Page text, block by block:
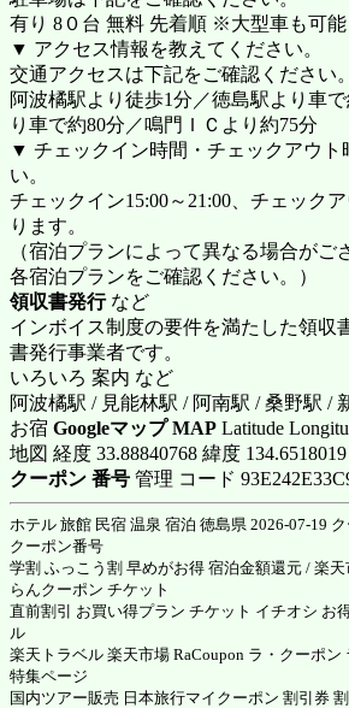
有り 8０台 無料 先着順 ※大型車も可能
▼ アクセス情報を教えてください。
交通アクセスは下記をご確認ください。
阿波橘駅より徒歩1分／徳島駅より車
り車で約80分／鳴門ＩＣより約75分
▼ チェックイン時間・チェックアウト
い。
チェックイン15:00～21:00、チェック
ります。
（宿泊プランによって異なる場合がご
各宿泊プランをご確認ください。）
領収書発行など
インボイス制度の要件を満たした領収
書発行事業者です。
いろいろ 案内 など
阿波橘駅 / 見能林駅 / 阿南駅 / 桑野駅 /
お宿 Googleマップ MAP Latitude
地図 経度 33.88840768 緯度 134.6518019
クーポン 番号 管理 コード
ホテル 旅館 民宿 温泉 宿泊 徳島県 2026-07-19
クーポン番号
学割 ふっこう割 早めがお得 宿泊金額還元 / 楽天
らんクーポン チケット
直前割引 お買い得プラン チケット イチオシ お
ル
楽天トラベル 楽天市場 RaCoupon ラ・クーポン
特集ページ
国内ツアー販売 日本旅行マイクーポン 割引券